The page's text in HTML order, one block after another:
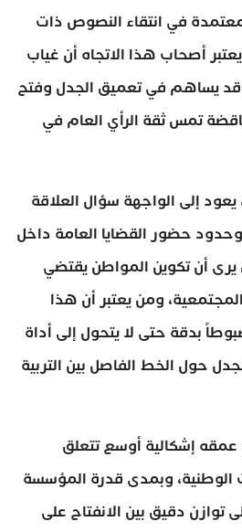
في انتقاء النصوص ذات
أصحاب هذا الاتجاه أن غياب
يساهم في تعميق الجدل وفتح
تمس ثقة الرأي العام في
إلى الواجهة سؤال العلاقة
حضور القضايا العامة داخل
يرى أن تكوين المواطن يقتضي
ومن يعتبر أن هذا
بدقة حتى لا يتحول إلى أداة
حول الخط الفاصل بين التربية
إشكالية أوسع تتعلق
الوطنية، وبمدى قدرة المؤسسة
توازن دقيق بين الانفتاح على